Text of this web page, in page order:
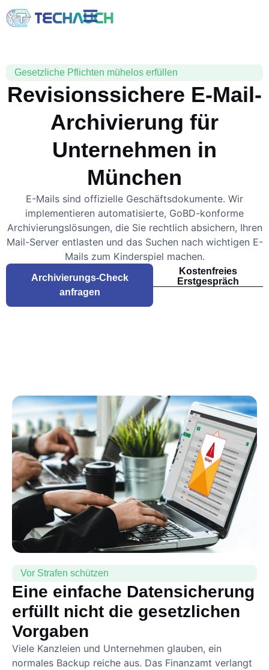
Gesetzliche Pflichten mühelos erfüllen
Revisionssichere E-Mail-
Archivierung für
Unternehmen in
München
E-Mails sind offizielle Geschäftsdokumente. Wir
implementieren automatisierte, GoBD-konforme
Archivierungslösungen, die Sie rechtlich absichern, Ihren
Mail-Server entlasten und das Suchen nach wichtigen E-
Mails zum Kinderspiel machen.
Archivierungs-Check
anfragen
Kostenfreies
Erstgespräch
Vor Strafen schützen
Eine einfache Datensicherung
erfüllt nicht die gesetzlichen
Vorgaben
Viele Kanzleien und Unternehmen glauben, ein
normales Backup reiche aus. Das Finanzamt verlangt